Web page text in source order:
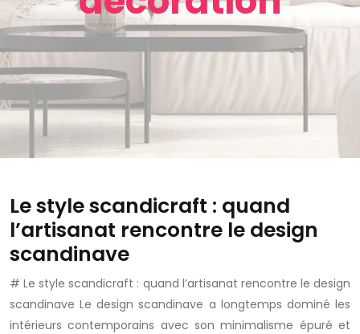
Le style scandicraft : quand
l’artisanat rencontre le design
scandinave
# Le style scandicraft : quand l’artisanat rencontre le design
scandinave Le design scandinave a longtemps dominé les
intérieurs contemporains avec son minimalisme épuré et